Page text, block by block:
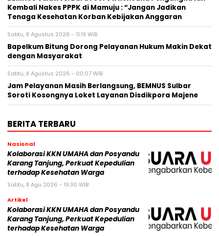
Kembali Nakes PPPK di Mamuju : “Jangan Jadikan
Tenaga Kesehatan Korban Kebijakan Anggaran
Sabtu, 8 Agustus 2026 - 11:19 WIB
Bapelkum Bitung Dorong Pelayanan Hukum Makin Dekat
dengan Masyarakat
Sabtu, 8 Agustus 2026 - 00:07 WIB
Jam Pelayanan Masih Berlangsung, BEMNUS Sulbar
Soroti Kosongnya Loket Layanan Disdikpora Majene
BERITA TERBARU
Nasional
Kolaborasi KKN UMAHA dan Posyandu
Karang Tanjung, Perkuat Kepedulian
terhadap Kesehatan Warga
Sabtu, 8 Agu 2026 - 19:30 WIB
Artikel
Kolaborasi KKN UMAHA dan Posyandu
Karang Tanjung, Perkuat Kepedulian
terhadap Kesehatan Warga